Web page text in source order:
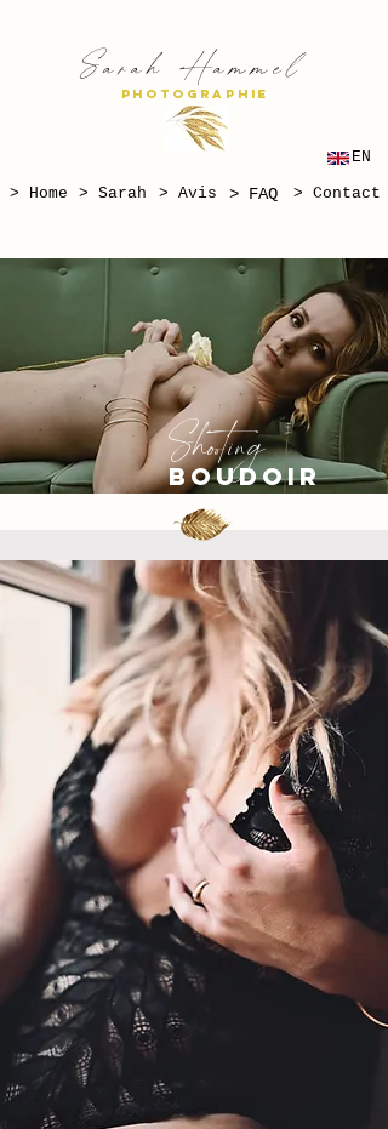
EN
> Home
> Sarah > Avis > FAQ > Contact
Sarah Hammel
PHOTOGRAPHIE
Shooting
boudoir